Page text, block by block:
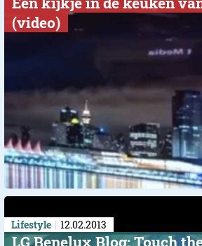
(video)
Lifestyle 12.02.2013
LG Benelux Blog: Touch